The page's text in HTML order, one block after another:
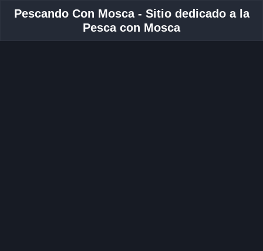
Pescando Con Mosca - Sitio dedicado a la
Pesca con Mosca